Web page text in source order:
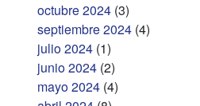
octubre 2024 (3)
septiembre 2024 (4)
julio 2024 (1)
junio 2024 (2)
mayo 2024 (4)